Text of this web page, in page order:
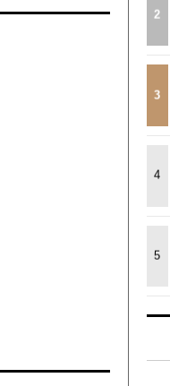
2
3
4
5